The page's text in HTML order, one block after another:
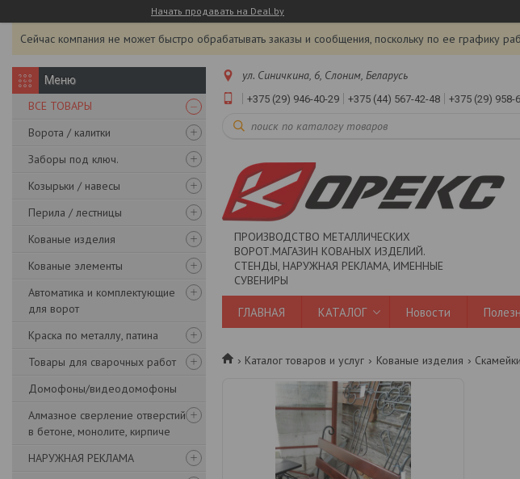
Начать продавать на Deal.by
Сейчас компания не может быстро обрабатывать заказы и сообщения, поскольку по ее графику
ВСЕ ТОВАРЫ
Ворота / калитки
Заборы под ключ.
Козырьки / навесы
Перила / лестницы
Кованые изделия
Кованые элементы
Автоматика и комплектующие
для ворот
Краска по металлу, патина
Товары для сварочных работ
Домофоны/видеодомофоны
Алмазное сверление отверстий
в бетоне, монолите, кирпиче
НАРУЖНАЯ РЕКЛАМА
ул. Синичкина, 6, Слоним, Беларусь
+375 (29) 946-40-29 +375 (44) 567-42-48 +375 (29) 958-
ПРОИЗВОДСТВО МЕТАЛЛИЧЕСКИХ
ВОРОТ.МАГАЗИН КОВАНЫХ ИЗДЕЛИЙ.
СТЕНДЫ, НАРУЖНАЯ РЕКЛАМА, ИМЕННЫЕ
СУВЕНИРЫ
ГЛАВНАЯ КАТАЛОГ Новости
Каталог товаров и услуг Кованые изделия Скамейки